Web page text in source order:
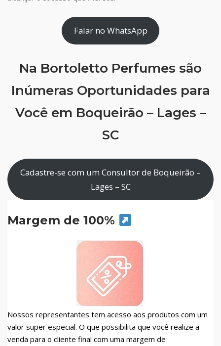
Falar no WhatsApp
Na Bortoletto Perfumes são
Inúmeras Oportunidades para
Você em Boqueirão – Lages –
SC
Cadastre-se com um Consultor de Boqueirão –
Lages – SC
Margem de 100%
Nossos representantes tem acesso aos produtos com um
valor super especial. O que possibilita que você realize a
venda para o cliente final com uma margem de